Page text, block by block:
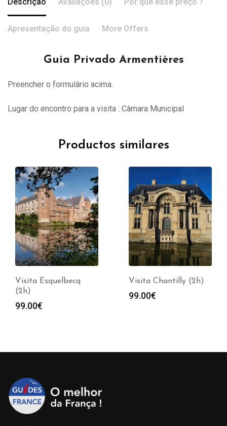
Apresentação do guia More Offers
Guia Privado Armentières
Preencher o formulário acima.
Lugar do encontro para a visita : Câmara Municipal
Productos similares
Visita Esquelbecq
(2h)
99.00€
Visita Chantilly (2h)
99.00€